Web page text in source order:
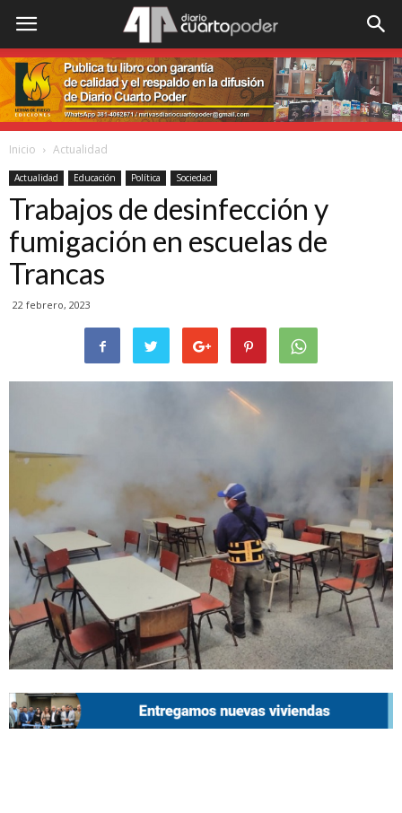
Inicio Actualidad
Actualidad Educación Política Sociedad
Trabajos de desinfección y
fumigación en escuelas de
Trancas
22 febrero, 2023